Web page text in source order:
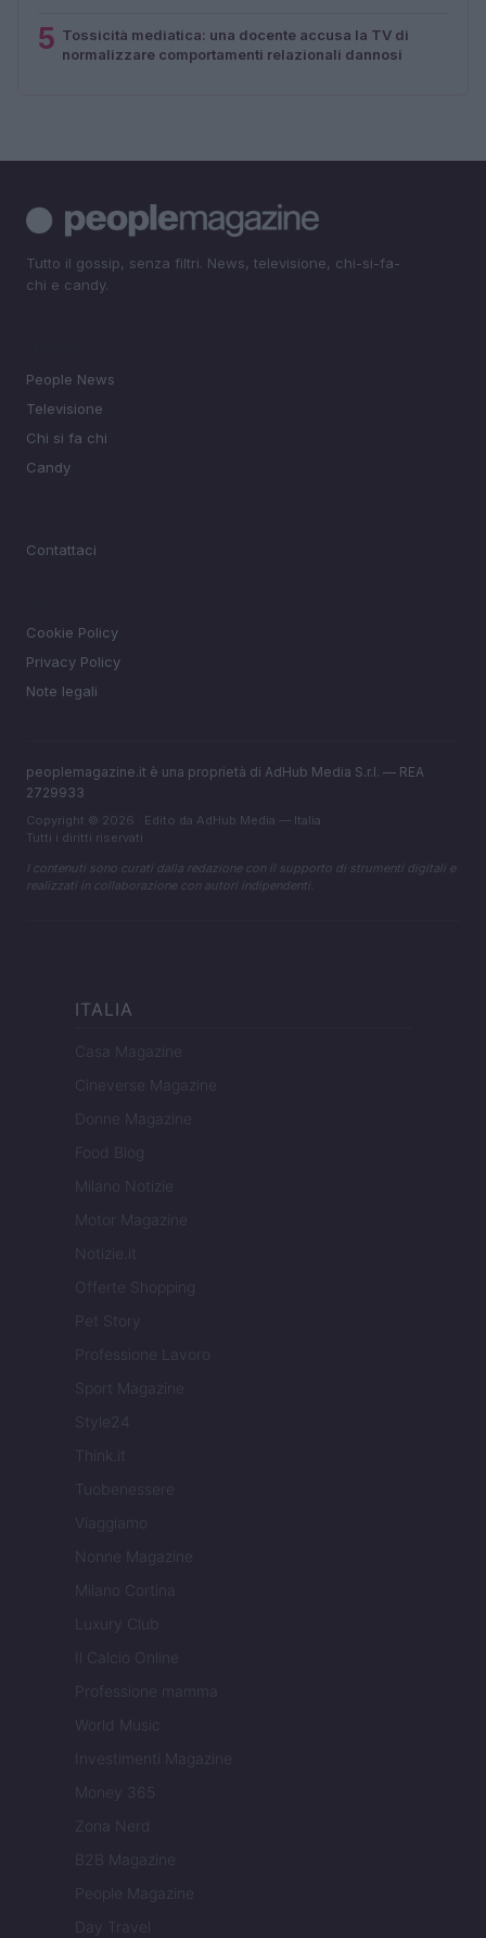
5 Tossicità mediatica: una docente accusa la TV di
normalizzare comportamenti relazionali dannosi
Tutto il gossip, senza filtri. News, televisione, chi-si-fa-
chi e candy.
People News
Televisione
Chi si fa chi
Candy
Contattaci
Cookie Policy
Privacy Policy
Note legali
peoplemagazine.it è una proprietà di AdHub Media S.r.l. — REA
2729933
Copyright © 2026 · Edito da AdHub Media — Italia
Tutti i diritti riservati
I contenuti sono curati dalla redazione con il supporto di strumenti digitali e
realizzati in collaborazione con autori indipendenti.
ITALIA
Casa Magazine
Cineverse Magazine
Donne Magazine
Food Blog
Milano Notizie
Motor Magazine
Notizie.it
Offerte Shopping
Pet Story
Professione Lavoro
Sport Magazine
Style24
Think.it
Tuobenessere
Viaggiamo
Nonne Magazine
Milano Cortina
Luxury Club
Il Calcio Online
Professione mamma
World Music
Investimenti Magazine
Money 365
Zona Nerd
B2B Magazine
People Magazine
Day Travel